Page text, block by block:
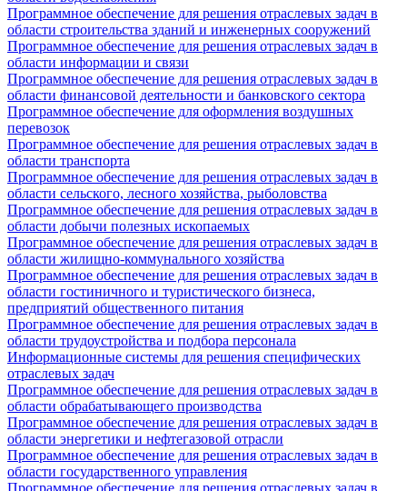
Программное обеспечение для решения отраслевых задач в
области строительства зданий и инженерных сооружений
Программное обеспечение для решения отраслевых задач в
области информации и связи
Программное обеспечение для решения отраслевых задач в
области финансовой деятельности и банковского сектора
Программное обеспечение для оформления воздушных
перевозок
Программное обеспечение для решения отраслевых задач в
области транспорта
Программное обеспечение для решения отраслевых задач в
области сельского, лесного хозяйства, рыболовства
Программное обеспечение для решения отраслевых задач в
области добычи полезных ископаемых
Программное обеспечение для решения отраслевых задач в
области жилищно-коммунального хозяйства
Программное обеспечение для решения отраслевых задач в
области гостиничного и туристического бизнеса,
предприятий общественного питания
Программное обеспечение для решения отраслевых задач в
области трудоустройства и подбора персонала
Информационные системы для решения специфических
отраслевых задач
Программное обеспечение для решения отраслевых задач в
области обрабатывающего производства
Программное обеспечение для решения отраслевых задач в
области энергетики и нефтегазовой отрасли
Программное обеспечение для решения отраслевых задач в
области государственного управления
Программное обеспечение для решения отраслевых задач в